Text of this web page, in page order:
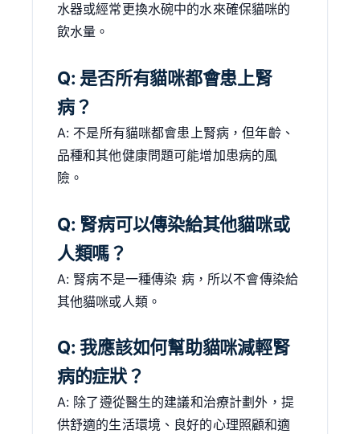
水器或經常更換水碗中的水來確保貓咪的
飲水量。
Q: 是否所有貓咪都會患上腎
病？
A: 不是所有貓咪都會患上腎病，但年齡、
品種和其他健康問題可能增加患病的風
險。
Q: 腎病可以傳染給其他貓咪或
人類嗎？
A: 腎病不是一種傳染 病，所以不會傳染給
其他貓咪或人類。
Q: 我應該如何幫助貓咪減輕腎
病的症狀？
A: 除了遵從醫生的建議和治療計劃外，提
供舒適的生活環境、良好的心理照顧和適